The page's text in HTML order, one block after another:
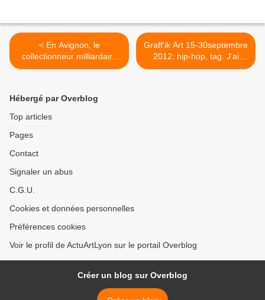
< En Avignon, le
collectionneur milliardaire
Yvon Lambert gravement
Beaux-Arts
Graff'ik Art 15-30septembre
2012: hip-hop, tag. J'ai
rencontré des rebelles, j'ai
Hébergé par Overblog
Top articles
Pages
Contact
Signaler un abus
C.G.U.
Cookies et données personnelles
Préférences cookies
Voir le profil de ActuArtLyon sur le portail Overblog
Créer un blog sur Overblog